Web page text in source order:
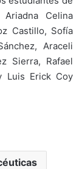
Celina
Castillo, Sofía
Araceli
Sierra, Rafael
Luis Erick Coy